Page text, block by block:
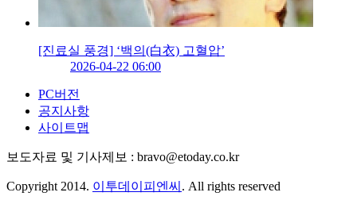
[진료실 풍경] ‘백의(白衣) 고혈압’
2026-04-22 06:00
PC버전
공지사항
사이트맵
보도자료 및 기사제보 : bravo@etoday.co.kr
Copyright 2014. 이투데이피엔씨 . All rights reserved